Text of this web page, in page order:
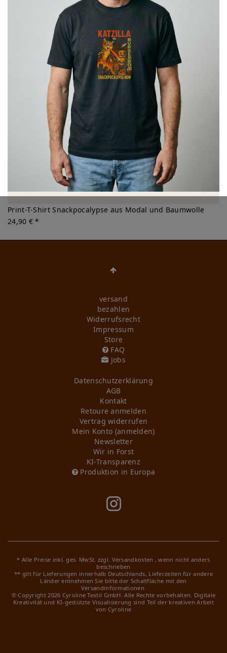
Print-T-Shirt Snackpocalypse aus Modal und Baumwolle
24,90 € *
versand
bezahlen
Widerrufs­recht
Impressum
Store
FAQ
Jobs
Daten­schutz­erklärung
AGB
Kontakt
Retoure anmelden
Vertrag widerrufen
Mein Konto (anmelden)
Newsletter
Wir in Forst
KI-Transparenz
Produktion in Europa
* Alle Preise inkl. ges. MwSt. zzgl. Versandkosten , wenn nicht anders
beschrieben
** gilt für Lieferungen innerhalb Deutschlands, Lieferzeiten für andere
Länder entnehmen Sie bitte der Schaltfläche mit den
Versandinformationen.
© Copyright 2026 Cyroline Textil GmbH. Alle Rechte vorbehalten. Digitale
Kreativität und KI-gestützte Visualisierung sind Teil der kreativen Arbeit
von Cyroline